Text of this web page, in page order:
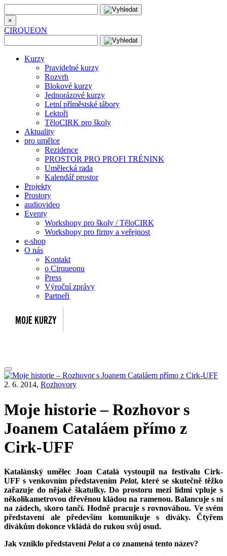
×
CIRQUEON
Kurzy
Pravidelné kurzy
Rozvrh
Blokové kurzy
Jednorázové kurzy
Letní příměstské tábory
Lektoři
TěloCIRK pro školy
Aktuality
pro umělce
Rezidence
PROSTOR PRO PROFI TRÉNINK
Umělecká rada
Kalendář prostor
Projekty
Prostory
audiovideo
Eventy
Workshopy pro školy / TěloCIRK
Workshopy pro firmy a veřejnost
e-shop
O nás
Kontakt
o Cirqueonu
Press
Výroční zprávy
Partneři
2. 6. 2014, Rozhovory
Moje historie – Rozhovor s
Joanem Cataláem přímo z
Cirk-UFF
Katalánský umělec Joan Catalá vystoupil na festivalu Cirk-
UFF s venkovním představením Pelat, které se skutečně těžko
zařazuje do nějaké škatulky. Do prostoru mezi lidmi vpluje s
několikametrovou dřevěnou kládou na ramenou. Balancuje s ní
na zádech, skoro tančí. Hodně pracuje s rovnováhou. Ve svém
představení ale především komunikuje s diváky. Čtyřem
divákům dokonce vkládá do rukou svůj osud.
Jak vzniklo představení Pelata co znamená tento název?